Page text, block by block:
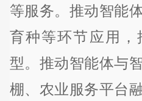
等服务。推动智能
育种等环节应用
型。推动智能体与
棚、农业服务平台